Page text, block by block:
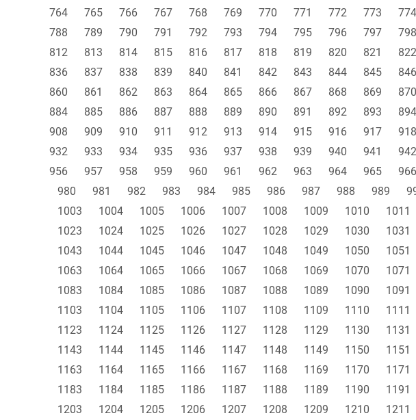
764
765 766 767 768 769 770 771 772 773 774
788
789 790 791 792 793 794 795 796 797 798
812
813 814 815 816 817 818 819 820 821 822
836
837 838 839 840 841 842 843 844 845 846
860
861 862 863 864 865 866 867 868 869 870
884
885 886 887 888 889 890 891 892 893 894
908
909 910 911 912 913 914 915 916 917 918
932
933 934 935 936 937 938 939 940 941 942
956
957 958 959 960 961 962 963 964 965 966
980
981 982 983 984 985 986 987 988 989
1003
1004 1005 1006 1007 1008 1009 1010 1011
1023
1024 1025 1026 1027 1028 1029 1030 1031
1043
1044 1045 1046 1047 1048 1049 1050 1051
1063
1064 1065 1066 1067 1068 1069 1070 1071
1083
1084 1085 1086 1087 1088 1089 1090 1091
1103
1104 1105 1106 1107 1108 1109 1110 1111
1123
1124 1125 1126 1127 1128 1129 1130 1131
1143
1144 1145 1146 1147 1148 1149 1150 1151
1163
1164 1165 1166 1167 1168 1169 1170 1171
1183
1184 1185 1186 1187 1188 1189 1190 1191
1203
1204 1205 1206 1207 1208 1209 1210 1211